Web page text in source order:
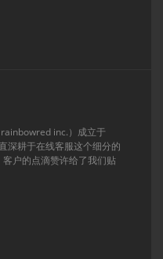
inc.）成立于
深耕于在线客服这个细分的
户的点滴赞许给了我们贴